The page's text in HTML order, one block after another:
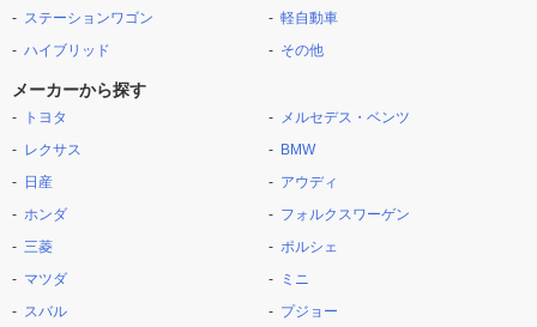
ステーションワゴン
ハイブリッド
軽自動車
その他
メーカーから探す
トヨタ
レクサス
日産
ホンダ
三菱
マツダ
スバル
メルセデス・ベンツ
BMW
アウディ
フォルクスワーゲン
ポルシェ
ミニ
プジョー